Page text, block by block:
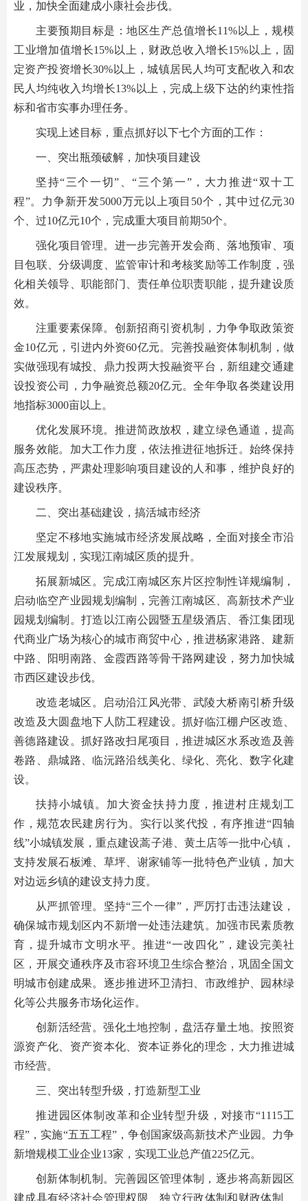
业，加快全面建成小康社会步伐。
主要预期目标是：地区生产总值增长11%以上，规模
工业增加值增长15%以上，财政总收入增长15%以上，固
定资产投资增长30%以上，城镇居民人均可支配收入和农
民人均纯收入均增长13%以上，完成上级下达的约束性指
标和省市实事办理任务。
实现上述目标，重点抓好以下七个方面的工作：
一、突出瓶颈破解，加快项目建设
坚持“三个一切”、“三个第一”，大力推进“双十工
程”。力争新开发5000万元以上项目50个，其中过亿元30
个、过10亿元10个，完成重大项目前期50个。
强化项目管理。进一步完善开发会商、落地预审、项
目包联、分级调度、监管审计和考核奖励等工作制度，强
化相关领导、职能部门、责任单位职责职能，提升建设质
效。
注重要素保障。创新招商引资机制，力争争取政策资
金10亿元，引进内外资60亿元。完善投融资体制机制，做
实做强现有城投、鼎力投两大投融资平台，新组建交通建
设投资公司，力争融资总额20亿元。全年争取各类建设用
地指标3000亩以上。
优化发展环境。推进简政放权，建立绿色通道，提高
服务效能。加大工作力度，依法推进征地拆迁。始终保持
高压态势，严肃处理影响项目建设的人和事，维护良好的
建设秩序。
二、突出基础建设，搞活城市经济
坚定不移地实施城市经济发展战略，全面对接全市沿
江发展规划，实现江南城区质的提升。
拓展新城区。完成江南城区东片区控制性详规编制，
启动临空产业园规划编制，完善江南城区、高新技术产业
园规划编制。打造以江南公园暨五星级酒店、香江集团现
代商业广场为核心的城市商贸中心，推进杨家港路、建新
中路、阳明南路、金霞西路等骨干路网建设，努力加快城
市西区建设步伐。
改造老城区。启动沿江风光带、武陵大桥南引桥升级
改造及大圆盘地下人防工程建设。抓好临江棚户区改造、
善德路建设。抓好路改扫尾项目，推进城区水系改造及善
卷路、鼎城路、临沅路沿线美化、绿化、亮化、数字化建
设。
扶持小城镇。加大资金扶持力度，推进村庄规划工
作，规范农民建房行为。实行以奖代投，有序推进“四轴
线”小城镇发展，重点建设蒿子港、黄土店等一批中心镇，
支持发展石板滩、草坪、谢家铺等一批特色产业镇，加大
对边远乡镇的建设支持力度。
从严抓管理。坚持“三个一律”，严厉打击违法建设，
确保城市规划区内不新增一处违法建筑。加强市民素质教
育，提升城市文明水平。推进“一改四化”，建设完美社
区，开展交通秩序及市容环境卫生综合整治，巩固全国文
明城市创建成果。逐步推进环卫清扫、市政维护、园林绿
化等公共服务市场化运作。
创新活经营。强化土地控制，盘活存量土地。按照资
源资产化、资产资本化、资本证券化的理念，大力推进城
市经营。
三、突出转型升级，打造新型工业
推进园区体制改革和企业转型升级，对接市“1115工
程”，实施“五五工程”，争创国家级高新技术产业园。力争
新增规模工业企业13家，实现工业总产值225亿元。
创新体制机制。完善园区管理体制，逐步将高新园区
建成具有经济社会管理权限、独立行政体制和财政体制、